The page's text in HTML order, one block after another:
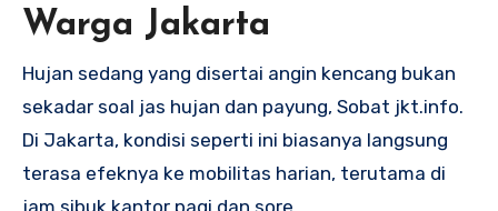
Warga Jakarta
Hujan sedang yang disertai angin kencang bukan
sekadar soal jas hujan dan payung, Sobat jkt.info.
Di Jakarta, kondisi seperti ini biasanya langsung
terasa efeknya ke mobilitas harian, terutama di
jam sibuk kantor pagi dan sore.